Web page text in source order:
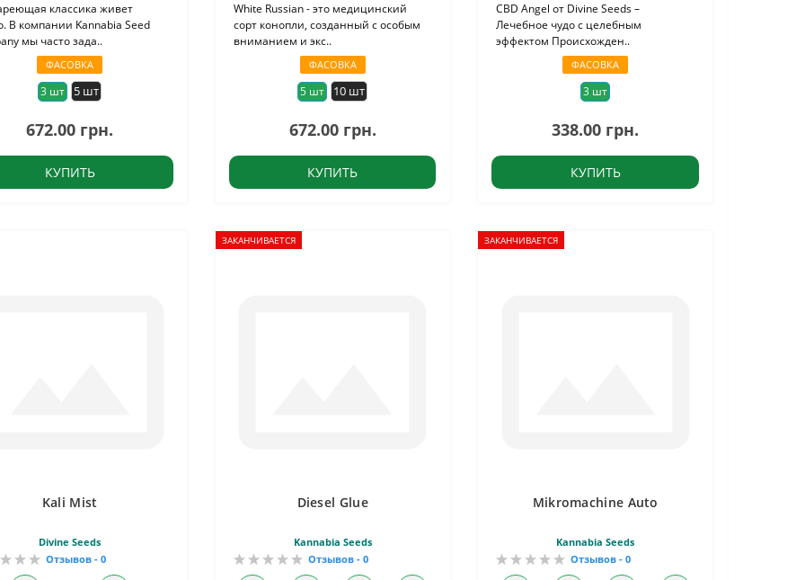
классика живет
В компании Kannabia Seed
мы часто зада..
ФАСОВКА
3 шт 5 шт
672.00 грн.
КУПИТЬ
White Russian - это медицинский
сорт конопли, созданный с особым
вниманием и экс..
ФАСОВКА
5 шт 10 шт
672.00 грн.
КУПИТЬ
CBD Angel от Divine Seeds –
Лечебное чудо с целебным
эффектом Происхожден..
ФАСОВКА
3 шт
338.00 грн.
КУПИТЬ
Kali Mist
Divine Seeds
Отзывов - 0
ЗАКАНЧИВАЕТСЯ
Diesel Glue
Kannabia Seeds
Отзывов - 0
ЗАКАНЧИВАЕТСЯ
Mikromachine Auto
Kannabia Seeds
Отзывов - 0